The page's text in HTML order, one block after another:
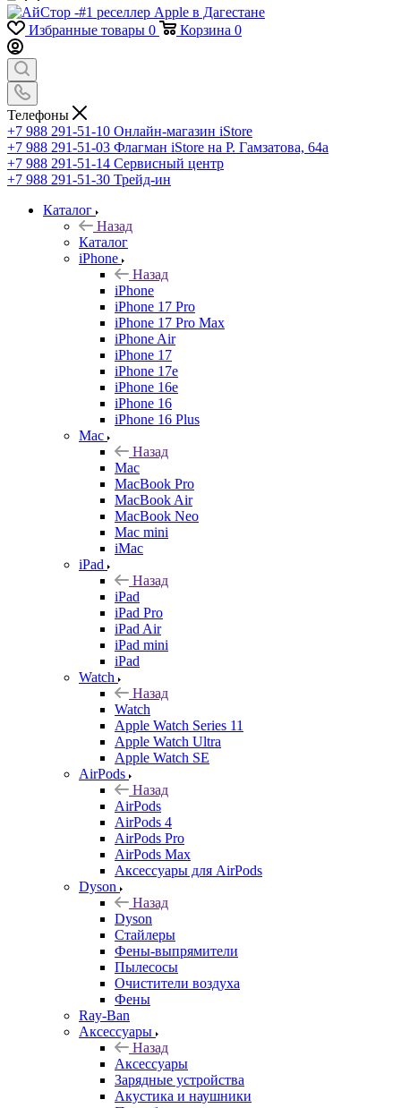
Избранные товары 0 Корзина 0
Телефоны
+7 988 291-51-10 Онлайн-магазин iStore
+7 988 291-51-03 Флагман iStore на Р. Гамзатова, 64а
+7 988 291-51-14 Сервисный центр
+7 988 291-51-30 Трейд-ин
Каталог
Назад
Каталог
iPhone
Назад
iPhone
iPhone 17 Pro
iPhone 17 Pro Max
iPhone Air
iPhone 17
iPhone 17e
iPhone 16e
iPhone 16
iPhone 16 Plus
Mac
Назад
Mac
MacBook Pro
MacBook Air
MacBook Neo
Mac mini
iMac
iPad
Назад
iPad
iPad Pro
iPad Air
iPad mini
iPad
Watch
Назад
Watch
Apple Watch Series 11
Apple Watch Ultra
Apple Watch SE
AirPods
Назад
AirPods
AirPods 4
AirPods Pro
AirPods Max
Аксессуары для AirPods
Dyson
Назад
Dyson
Стайлеры
Фены-выпрямители
Пылесосы
Очистители воздуха
Фены
Ray-Ban
Аксессуары
Назад
Аксессуары
Зарядные устройства
Акустика и наушники